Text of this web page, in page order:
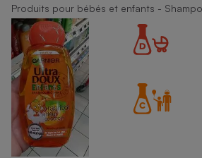
Produits pour bébés et enfants -